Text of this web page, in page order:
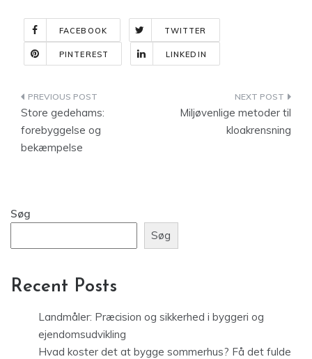
FACEBOOK TWITTER
PINTEREST LINKEDIN
Indlægsnavigation
Store gedehams:
forebyggelse og
bekæmpelse
Miljøvenlige metoder til
kloakrensning
Søg
Søg
Recent Posts
Landmåler: Præcision og sikkerhed i byggeri og
ejendomsudvikling
Hvad koster det at bygge sommerhus? Få det fulde